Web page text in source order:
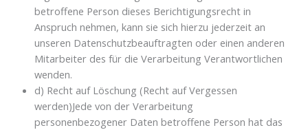
betroffene Person dieses Berichtigungsrecht in
Anspruch nehmen, kann sie sich hierzu jederzeit an
unseren Datenschutzbeauftragten oder einen anderen
Mitarbeiter des für die Verarbeitung Verantwortlichen
wenden.
d) Recht auf Löschung (Recht auf Vergessen
werden)Jede von der Verarbeitung
personenbezogener Daten betroffene Person hat das